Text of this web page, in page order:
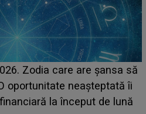
prima zi. Cine sunt artiștii
de la ce ore au loc cele mai
principală?